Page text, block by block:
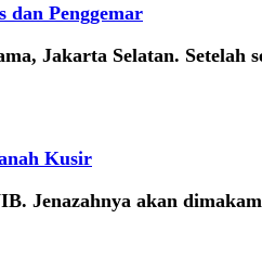
Penggemar
Jakarta Selatan. Setelah
Kusir
Jenazahnya akan